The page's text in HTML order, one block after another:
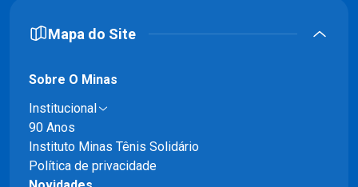
Mapa do Site
Sobre O Minas
Institucional
90 Anos
Instituto Minas Tênis Solidário
Política de privacidade